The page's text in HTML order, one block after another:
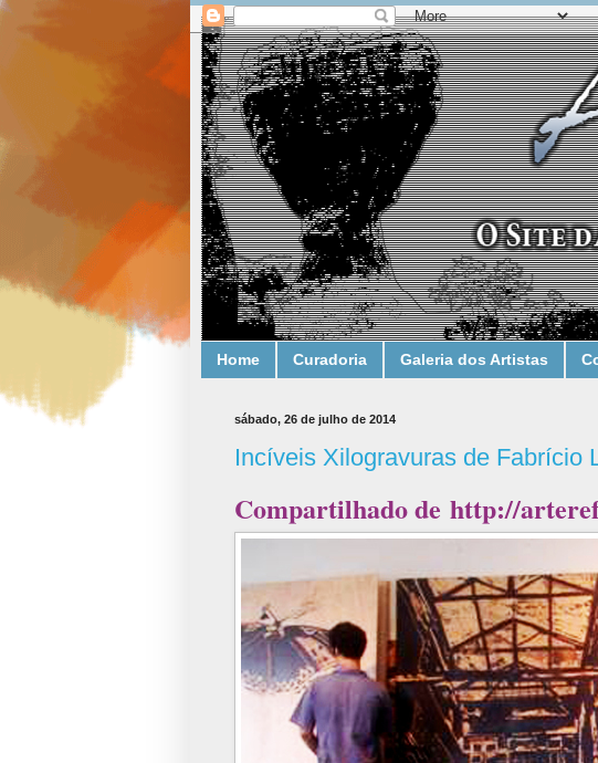
Home Curadoria Galeria dos Artistas
sábado, 26 de julho de 2014
Incíveis Xilogravuras de Fabrício
Compartilhado de http://